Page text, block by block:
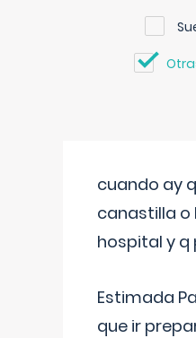
cuando ay
canastilla o
hospital y q
Estimada
que ir